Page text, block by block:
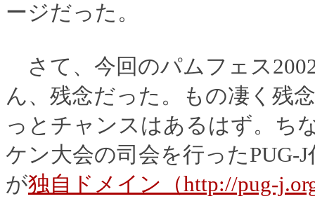
ージだった。
さて、今回のパムフェス
ん、残念だった。もの凄く残
っとチャンスはあるはず。ち
ケン大会の司会を行ったPUG-
が独自ドメイン（http://pug-